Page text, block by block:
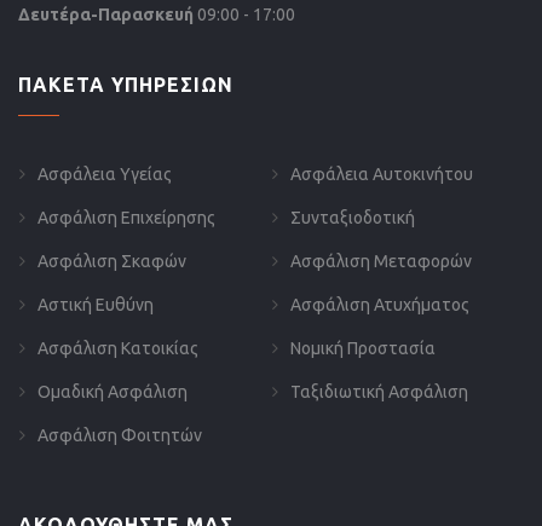
Δευτέρα-Παρασκευή 09:00 - 17:00
ΠΑΚΕΤΑ ΥΠΗΡΕΣΙΩΝ
Ασφάλεια Υγείας Ασφάλεια Αυτοκινήτου
Ασφάλιση Επιχείρησης Συνταξιοδοτική
Ασφάλιση Σκαφών Ασφάλιση Μεταφορών
Αστική Ευθύνη Ασφάλιση Ατυχήματος
Ασφάλιση Κατοικίας Νομική Προστασία
Ομαδική Ασφάλιση Ταξιδιωτική Ασφάλιση
Ασφάλιση Φοιτητών